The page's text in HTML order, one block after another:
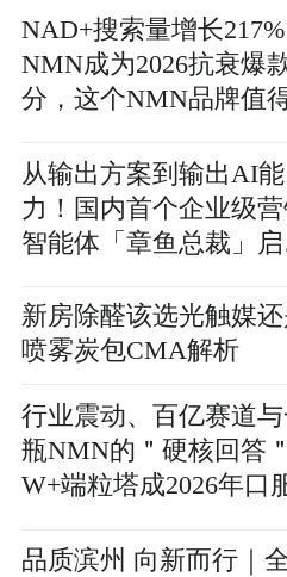
NAD+搜索量增长217%
NMN成为2026抗衰爆
分，这个NMN品牌值
从输出方案到输出AI能
力！国内首个企业级
智能体「章鱼总裁」启
新房除醛该选光触媒
喷雾炭包CMA解析
行业震动、百亿赛道
瓶NMN的＂硬核回答
W+端粒塔成2026年口
品质滨州 向新而行｜